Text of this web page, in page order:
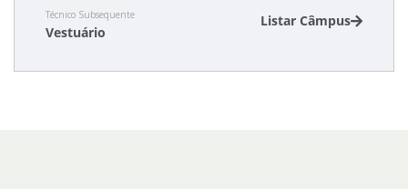
Técnico Subsequente
Vestuário
Listar Câmpus